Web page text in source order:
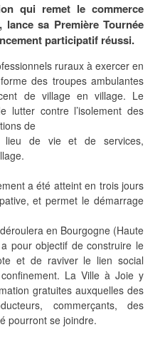
qui remet le commerce
sa Première Tournée
participatif réussi.
ruraux à exercer en
des troupes ambulantes
de village en village. Le
contre l’isolement des
de
lieu de vie et de services,
a été atteint en trois jours
et permet le démarrage
en Bourgogne (Haute
pour objectif de construire le
et de raviver le lien social
La Ville à Joie y
gratuites auxquelles des
commerçants, des
pourront se joindre.